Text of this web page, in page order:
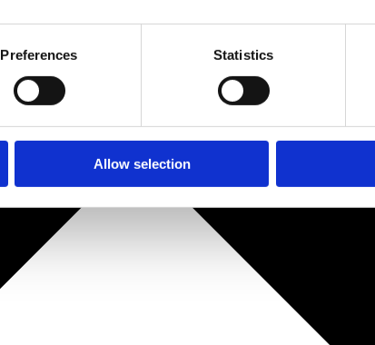
Preferences Statistics
Allow selection